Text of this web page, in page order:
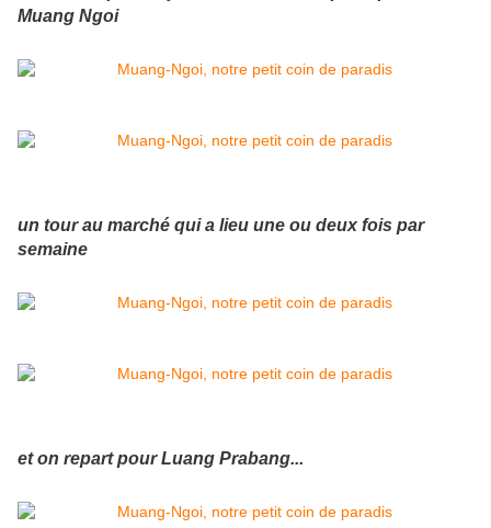
Muang Ngoi
un tour au marché qui a lieu une ou deux fois par
semaine
et on repart pour Luang Prabang...